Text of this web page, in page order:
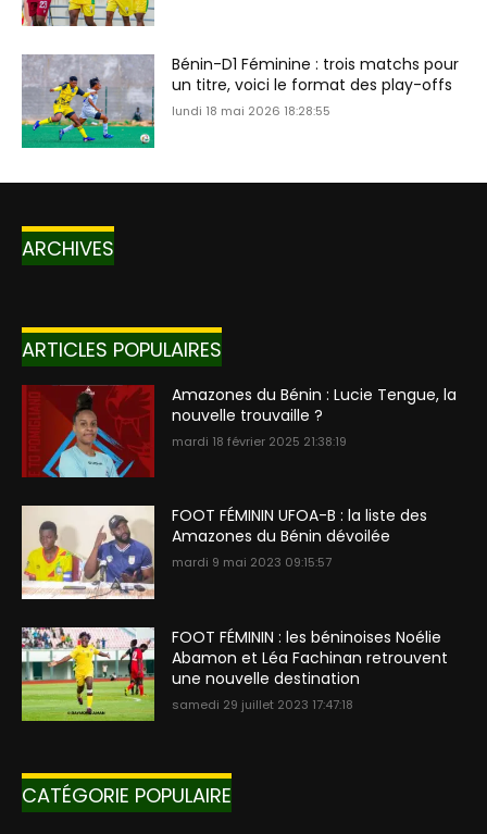
Bénin-D1 Féminine : trois matchs pour
un titre, voici le format des play-offs
lundi 18 mai 2026 18:28:55
ARCHIVES
ARTICLES POPULAIRES
Amazones du Bénin : Lucie Tengue, la
nouvelle trouvaille ?
mardi 18 février 2025 21:38:19
FOOT FÉMININ UFOA-B : la liste des
Amazones du Bénin dévoilée
mardi 9 mai 2023 09:15:57
FOOT FÉMININ : les béninoises Noélie
Abamon et Léa Fachinan retrouvent
une nouvelle destination
samedi 29 juillet 2023 17:47:18
CATÉGORIE POPULAIRE